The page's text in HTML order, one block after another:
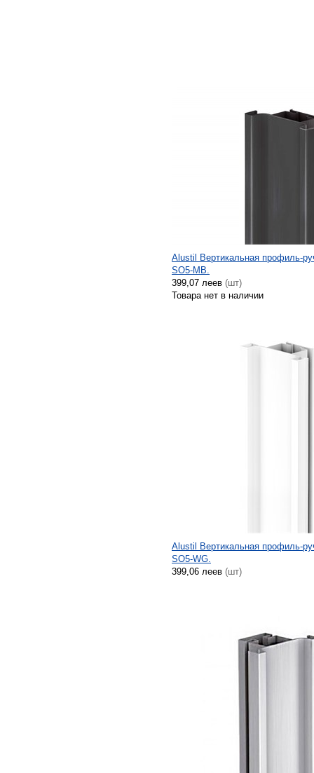
Alustil Вертикальная профиль-
SO5-MB.
399,07 леев (шт)
Товара нет в наличии
Alustil Вертикальная профиль-
SO5-WG.
399,06 леев (шт)